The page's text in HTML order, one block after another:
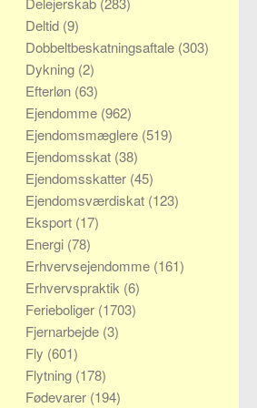
Deltid (9)
Dobbeltbeskatningsaftale (303)
Dykning (2)
Efterløn (63)
Ejendomme (962)
Ejendomsmæglere (519)
Ejendomsskat (38)
Ejendomsskatter (45)
Ejendomsværdiskat (123)
Eksport (17)
Energi (78)
Erhvervsejendomme (161)
Erhvervspraktik (6)
Ferieboliger (1703)
Fjernarbejde (3)
Fly (601)
Flytning (178)
Fødevarer (194)